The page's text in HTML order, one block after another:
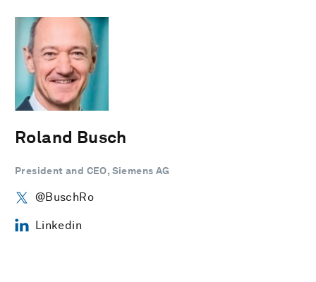
Roland Busch
President and CEO, Siemens AG
@BuschRo
Linkedin